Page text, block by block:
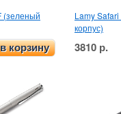
(зеленый
в корзину
Lamy
корпус)
3810 р.